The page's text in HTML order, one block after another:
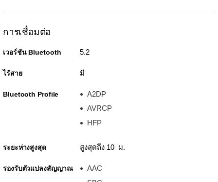
การเชื่อมต่อ
เวอร์ชัน Bluetooth 5.2
ไร้สาย มี
Bluetooth Profile
A2DP
AVRCP
HFP
ระยะห่างสูงสุด สูงสุดถึง 10 ม.
รองรับตัวแปลงสัญญาณ
AAC